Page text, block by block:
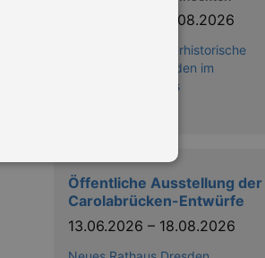
16.08.2026
Senckenberg Naturhistorische
Sammlungen Dresden im
Japanischen Palais
Öffentliche Ausstellung der
Carolabrücken-Entwürfe
13.06.2026 – 18.08.2026
Ihren account. Ohne diese